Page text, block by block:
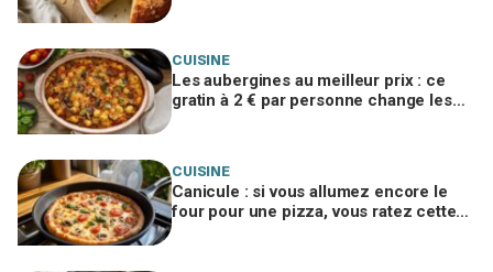
CUISINE
Les aubergines au meilleur prix : ce
gratin à 2 € par personne change les
CUISINE
Canicule : si vous allumez encore le
four pour une pizza, vous ratez cette